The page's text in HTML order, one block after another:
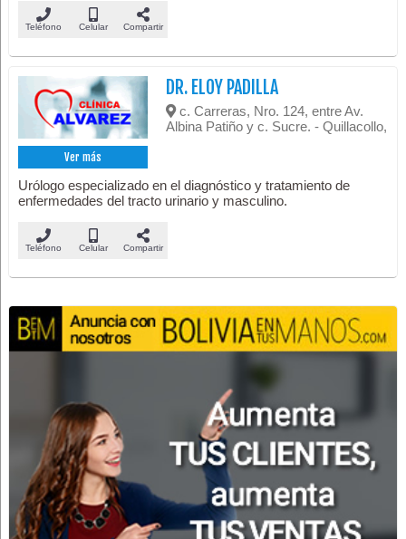
Teléfono Celular Compartir
Ver más
DR. ELOY PADILLA
c. Carreras, Nro. 124, entre Av.
Albina Patiño y c. Sucre. - Quillacollo,
Urólogo especializado en el diagnóstico y tratamiento de
enfermedades del tracto urinario y masculino.
Teléfono Celular Compartir